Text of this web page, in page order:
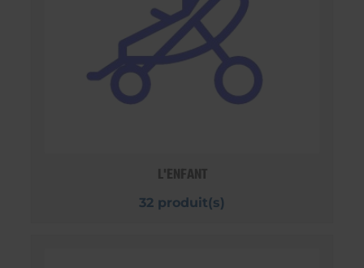
L'ENFANT
32 produit(s)